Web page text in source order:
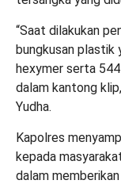
“Saat dilakukan
bungkusan plastik
hexymer serta
dalam kantong
Yudha.
Kapolres
kepada
dalam